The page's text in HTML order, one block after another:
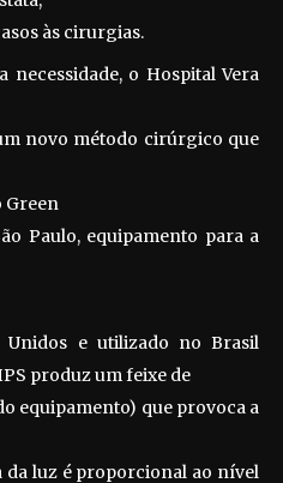
às cirurgias.
necessidade, o Hospital Vera
novo método cirúrgico que
Green
Paulo, equipamento para a
Unidos e utilizado no Brasil
produz um feixe de
equipamento) que provoca a
da luz é proporcional ao nível